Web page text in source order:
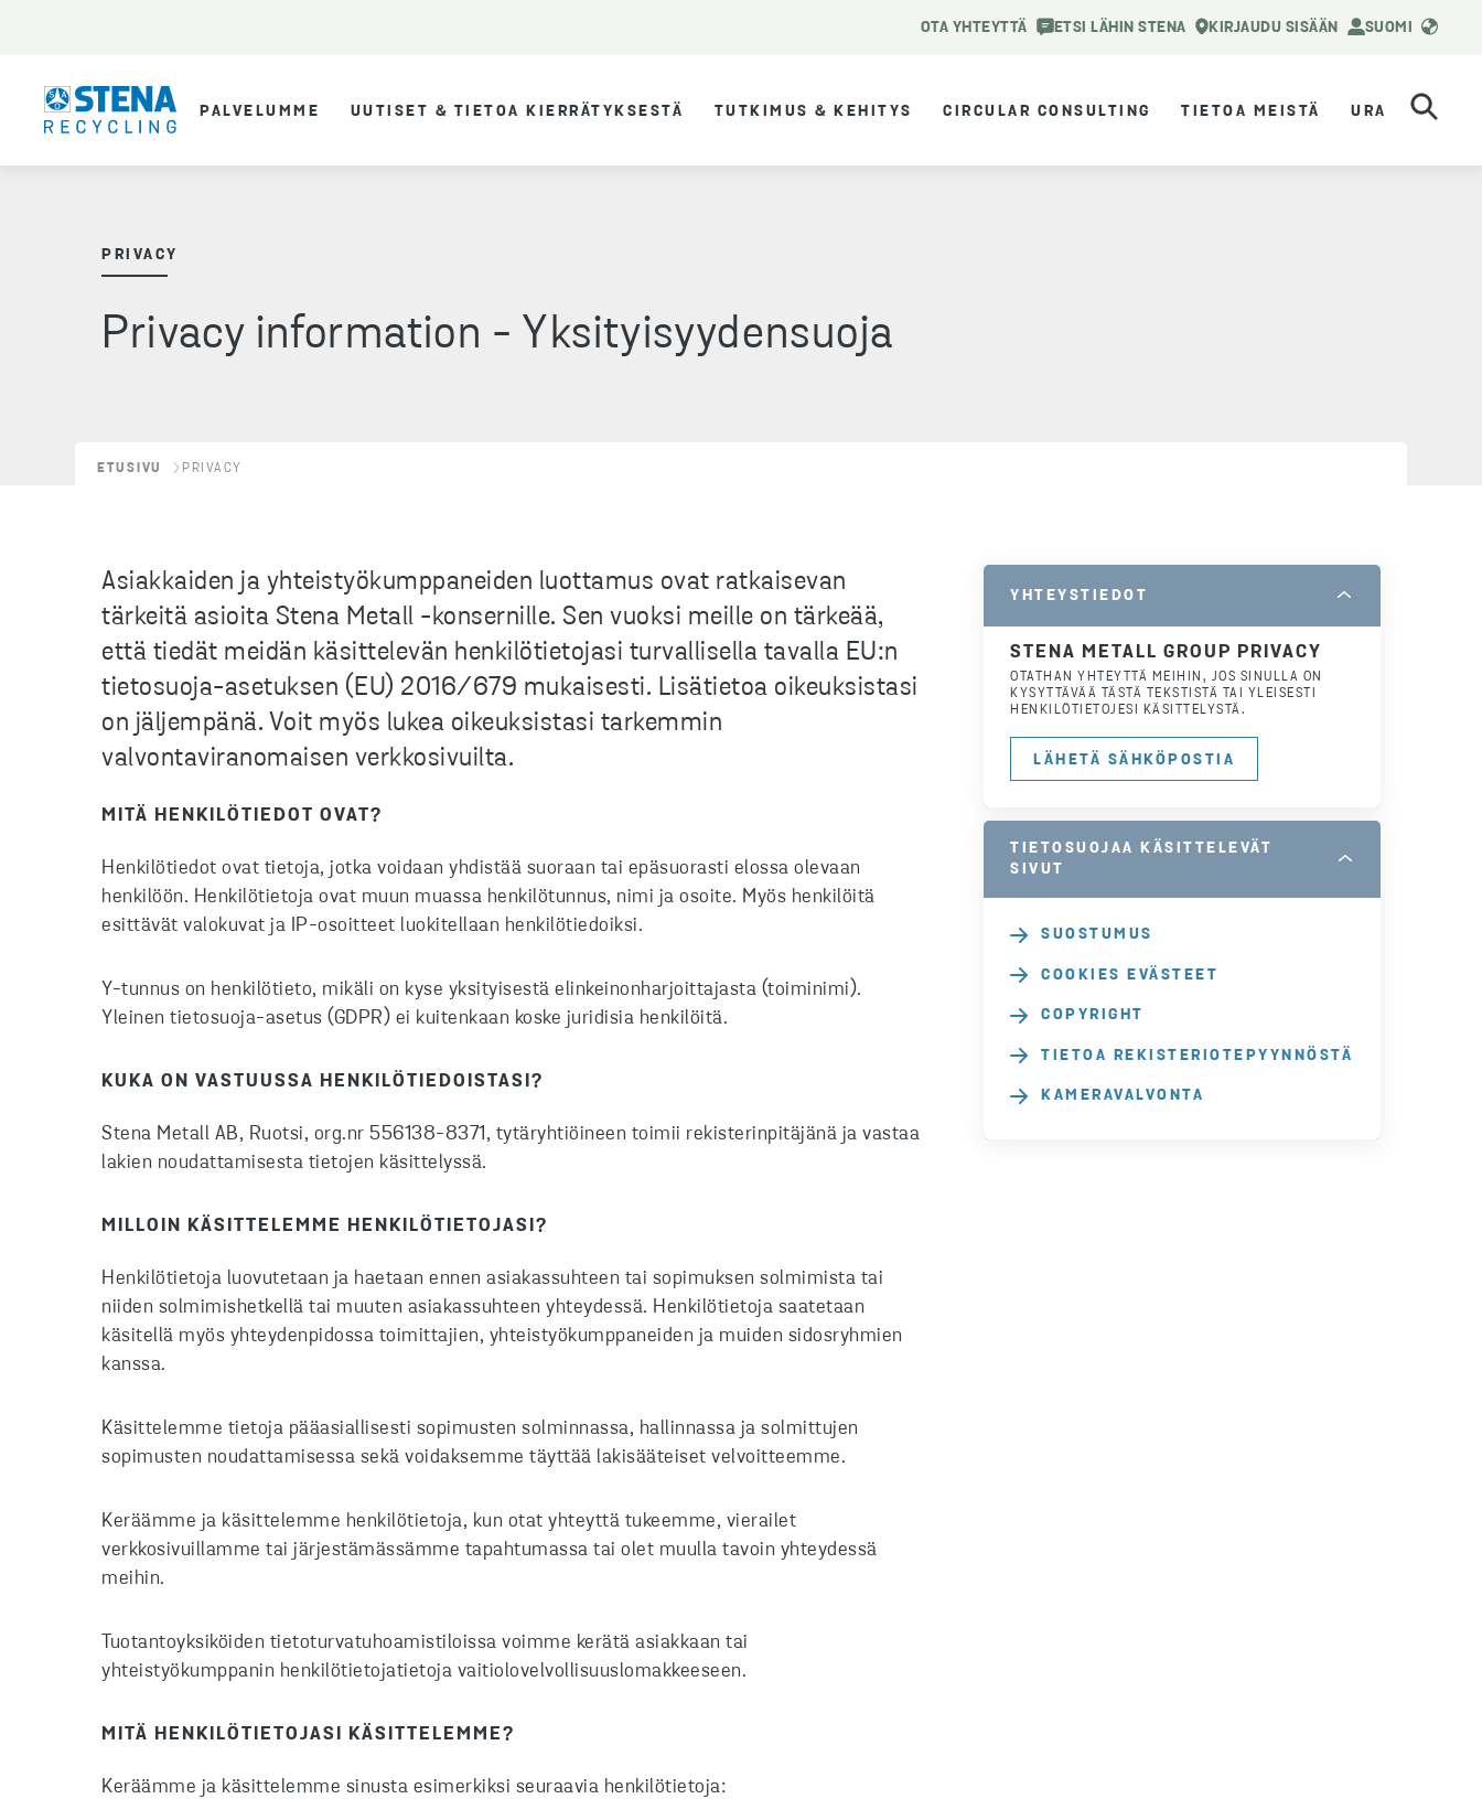
OTA YHTEYTTÄ ETSI LÄHIN STENA KIRJAUDU SISÄÄN SUOMI
PALVELUMME UUTISET & TIETOA KIERRÄTYKSESTÄ TUTKIMUS & KEHITYS CIRCULAR CONSULTING TIETOA MEISTÄ URA
PRIVACY
Privacy information - Yksityisyydensuoja
ETUSIVU PRIVACY
Asiakkaiden ja yhteistyökumppaneiden luottamus ovat ratkaisevan
tärkeitä asioita Stena Metall -konsernille. Sen vuoksi meille on tärkeää,
että tiedät meidän käsittelevän henkilötietojasi turvallisella tavalla EU:n
tietosuoja-asetuksen (EU) 2016/679 mukaisesti. Lisätietoa oikeuksistasi
on jäljempänä. Voit myös lukea oikeuksistasi tarkemmin
valvontaviranomaisen verkkosivuilta.
MITÄ HENKILÖTIEDOT OVAT?
Henkilötiedot ovat tietoja, jotka voidaan yhdistää suoraan tai epäsuorasti elossa olevaan
henkilöön. Henkilötietoja ovat muun muassa henkilötunnus, nimi ja osoite. Myös henkilöitä
esittävät valokuvat ja IP-osoitteet luokitellaan henkilötiedoiksi.
Y-tunnus on henkilötieto, mikäli on kyse yksityisestä elinkeinonharjoittajasta (toiminimi).
Yleinen tietosuoja-asetus (GDPR) ei kuitenkaan koske juridisia henkilöitä.
KUKA ON VASTUUSSA HENKILÖTIEDOISTASI?
Stena Metall AB, Ruotsi, org.nr 556138-8371, tytäryhtiöineen toimii rekisterinpitäjänä ja vastaa
lakien noudattamisesta tietojen käsittelyssä.
MILLOIN KÄSITTELEMME HENKILÖTIETOJASI?
Henkilötietoja luovutetaan ja haetaan ennen asiakassuhteen tai sopimuksen solmimista tai
niiden solmimishetkellä tai muuten asiakassuhteen yhteydessä. Henkilötietoja saatetaan
käsitellä myös yhteydenpidossa toimittajien, yhteistyökumppaneiden ja muiden sidosryhmien
kanssa.
Käsittelemme tietoja pääasiallisesti sopimusten solminnassa, hallinnassa ja solmittujen
sopimusten noudattamisessa sekä voidaksemme täyttää lakisääteiset velvoitteemme.
Keräämme ja käsittelemme henkilötietoja, kun otat yhteyttä tukeemme, vierailet
verkkosivuillamme tai järjestämässämme tapahtumassa tai olet muulla tavoin yhteydessä
meihin.
Tuotantoyksiköiden tietoturvatuhoamistiloissa voimme kerätä asiakkaan tai
yhteistyökumppanin henkilötietojatietoja vaitiolovelvollisuuslomakkeeseen.
MITÄ HENKILÖTIETOJASI KÄSITTELEMME?
Keräämme ja käsittelemme sinusta esimerkiksi seuraavia henkilötietoja:
YHTEYSTIEDOT
STENA METALL GROUP PRIVACY
OTATHAN YHTEYTTÄ MEIHIN, JOS SINULLA ON
KYSYTTÄVÄÄ TÄSTÄ TEKSTISTÄ TAI YLEISESTI
HENKILÖTIETOJESI KÄSITTELYSTÄ.
LÄHETÄ SÄHKÖPOSTIA
TIETOSUOJAA KÄSITTELEVÄT
SIVUT
SUOSTUMUS
COOKIES EVÄSTEET
COPYRIGHT
TIETOA REKISTERIOTEPYYNNÖSTÄ
KAMERAVALVONTA